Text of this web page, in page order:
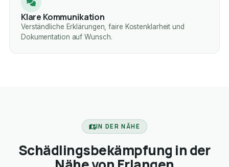
Klare Kommunikation
Verständliche Erklärungen, faire Kostenklarheit und
Dokumentation auf Wunsch.
IN DER NÄHE
Schädlingsbekämpfung in der